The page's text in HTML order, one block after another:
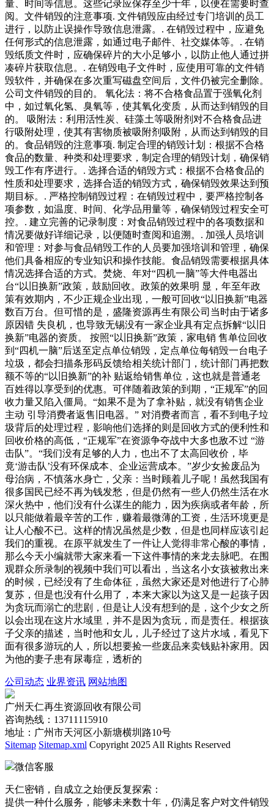
量、时间等信息。这些记录应保存至少十年，以便在需要时查
阅。文件销毁的注意事项. 文件销毁应由经过专门培训的员工
进行，以防止误操作导致信息泄露。. 在销毁过程中，应避免
任何形式的信息泄露，如通过电子邮件、社交媒体等。. 在销
毁纸质文件时，应确保碎片的大小足够小，以防止他人通过拼
凑碎片获取信息。. 在销毁电子文件时，应使用可靠的文件销
毁软件，并确保在多次重写磁盘空间后，文件仍被完全删除。
公司文件销毁的目的。 氧化法：将不合格食品置于强氧化剂
中，如过氧化氢、臭氧等，使其氧化变质，从而达到销毁的目
的。 吸附法：利用活性炭、硅藻土等吸附剂对不合格食品进
行吸附处理，使其有害物质被吸附剂吸附，从而达到销毁的目
的。食品销毁的注意事项. 制定合理的销毁计划：根据不合格
食品的数量、种类和处理要求，制定合理的销毁计划，确保销
毁工作有序进行。. 选择合适的销毁方式：根据不合格食品的
性质和处理要求，选择合适的销毁方式，确保销毁效果达到预
期目标。. 严格控制销毁过程：在销毁过程中，要严格控制各
项参数，如温度、时间、化学品用量等，确保销毁过程安全可
控。. 建立完善的记录制度：对食品销毁过程中的各项数据和
情况要做好详细记录，以便随时查阅和追溯。. 加强人员培训
和管理：对参与食品销毁工作的人员要加强培训和管理，确保
他们具备相应的专业知识和操作技能。食品销毁需要根据具体
情况选择合适的方式。焚烧、年对“四机一脑”等大件电器出
台“以旧换新”政策，鼓励回收。政策的效果明 显，年至年政
策有效期内，不少正规企业出现，一般可回收“以旧换新”电器
数百万台。但可惜的是，盛隆资源再生有限公司当时由于诸多
原因错 失良机，也导致无锡没有一家企业具有定点拆解“以旧
换新”电器的资质。 按照“以旧换新”政策，家电销 售单位回收
到“四机一脑”后送至定点单位销毁，定点单位每销毁一台电子
垃圾，都会扫描条形码反馈给相关统计部门，统计部门再把数
额不等的“以旧换新”的补 贴返给销售单位，这也就是普通老
百姓得以享受到的优惠。可伴随着政策的到期，“正规军”的回
收力量又陷入僵局。“如果不是为了拿补贴，就没有销售企业
主动 引导消费者返售旧电器。” 对消费者而言，看不到电子垃
圾背后的处理过程，影响他们选择的则是回收方式的便利性和
回收价格的高低，“正规军”在资源争夺战中大多也敌不过 “游
击队”。“我们没有足够的人力，也出不了太高回收价，毕
竟‘游击队’没有环保成本、企业运营成本。”岁少女捡废品为
母治病，不慎落水身亡，父亲：当时顾着儿子呢！虽然我国有
很多国民已经不再为钱发愁，但是仍然有一些人仍然生活在水
深火热中，他们没有什么谋生的能力，因为疾病或者年龄，所
以只能做着最辛苦的工作，赚着最微薄的工资，生活环境更是
让人心酸不已。这样的情况虽然是少数，但是也同样应该引起
我们的重视。在原平就发生了一件让人觉得非常心酸的事情，
那么今天小编就带大家来看一下这件事情的来龙去脉吧。在围
观群众所录制的视频中我们可以看出，当这名小女孩被救出来
的时候，已经没有了生命体征，虽然大家还是对他进行了心肺
复苏，但是也没有什么用了，本来大家以为这又是一起孩子因
为贪玩而溺亡的悲剧，但是让人没有想到的是，这个少女之所
以会出现在这片水域里，并不是因为贪玩，而是责任。根据孩
子父亲的描述，当时他和女儿，儿子经过了这片水域，看见下
面有很多游玩的人，所以想要捡一些废品来卖钱贴补家用。因
为他的妻子患有尿毒症，透析的
公司动态 业界资讯 网站地图
广州天仁再生资源回收有限公司
咨询热线：13711115910
地址：广州市天河区小新塘横圳路10号
Sitemap Sitemap.xml Copyright 2025 All Rights Reserved
微信客服
天仁密销，自成立之始便反复探索：
提供一种什么服务，能够未来数十年，仍满足客户对文件销毁